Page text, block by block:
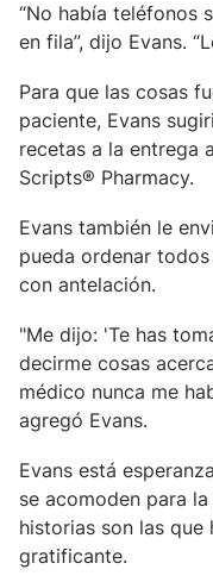
“No había teléfonos
en fila”, dijo Evans.
Para que las cosas
paciente, Evans
recetas a la entrega
Scripts® Pharmacy.
Evans también le
pueda ordenar
con antelación.
"Me dijo: 'Te has
decirme cosas
médico nunca me
agregó Evans.
Evans está
se acomoden para
historias son las que
gratificante.